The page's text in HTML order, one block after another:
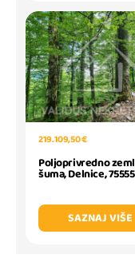
219.109,50 €
Poljoprivredno
šuma, Delnice,
SAZNAJ VIŠE